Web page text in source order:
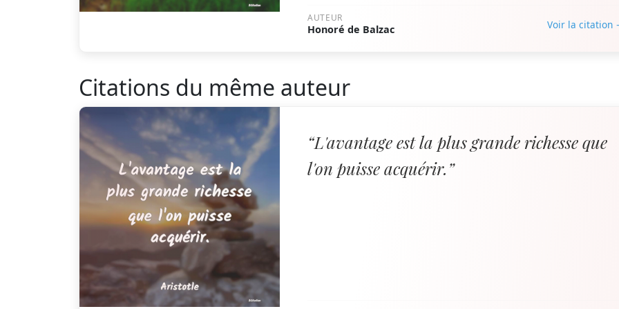
AUTEUR
Honoré de Balzac Voir la citation
Citations du même auteur
“L'avantage est la plus grande richesse que
l'on puisse acquérir.”